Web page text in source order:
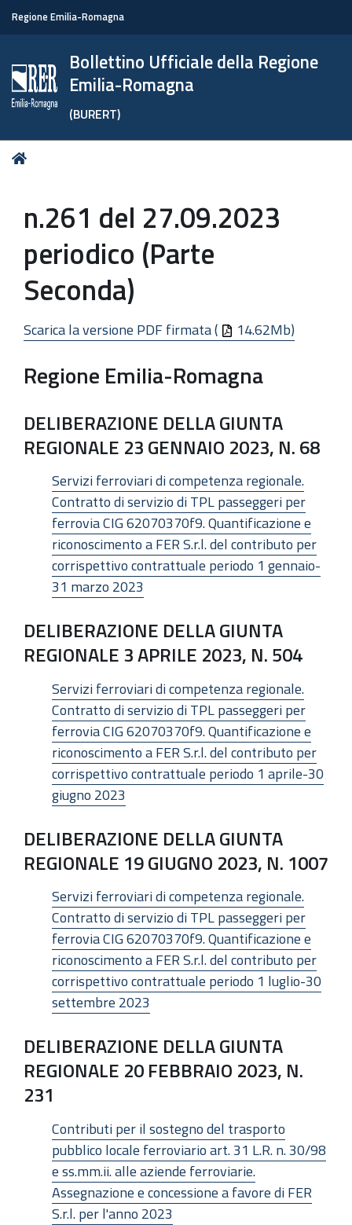
Regione Emilia-Romagna
Bollettino Ufficiale della Regione
Emilia-Romagna
(BURERT)
Tu
n.261 del 27.09.2023
periodico (Parte
Seconda)
Scarica la versione PDF firmata ( 14.62Mb)
Regione Emilia-Romagna
DELIBERAZIONE DELLA GIUNTA
REGIONALE 23 GENNAIO 2023, N. 68
Servizi ferroviari di competenza regionale.
Contratto di servizio di TPL passeggeri per
ferrovia CIG 62070370f9. Quantificazione e
riconoscimento a FER S.r.l. del contributo per
corrispettivo contrattuale periodo 1 gennaio-
31 marzo 2023
DELIBERAZIONE DELLA GIUNTA
REGIONALE 3 APRILE 2023, N. 504
Servizi ferroviari di competenza regionale.
Contratto di servizio di TPL passeggeri per
ferrovia CIG 62070370f9. Quantificazione e
riconoscimento a FER S.r.l. del contributo per
corrispettivo contrattuale periodo 1 aprile-30
giugno 2023
DELIBERAZIONE DELLA GIUNTA
REGIONALE 19 GIUGNO 2023, N. 1007
Servizi ferroviari di competenza regionale.
Contratto di servizio di TPL passeggeri per
ferrovia CIG 62070370f9. Quantificazione e
riconoscimento a FER S.r.l. del contributo per
corrispettivo contrattuale periodo 1 luglio-30
settembre 2023
DELIBERAZIONE DELLA GIUNTA
REGIONALE 20 FEBBRAIO 2023, N.
231
Contributi per il sostegno del trasporto
pubblico locale ferroviario art. 31 L.R. n. 30/98
e ss.mm.ii. alle aziende ferroviarie.
Assegnazione e concessione a favore di FER
S.r.l. per l'anno 2023